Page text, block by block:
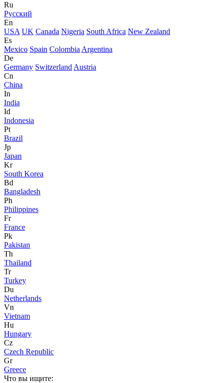
Ru
Русский
En
USA UK Canada Nigeria South Africa New Zealand
Es
Mexico Spain Colombia Argentina
De
Germany Switzerland Austria
Cn
China
In
India
Id
Indonesia
Pt
Brazil
Jp
Japan
Kr
South Korea
Bd
Bangladesh
Ph
Philippines
Fr
France
Pk
Pakistan
Th
Thailand
Tr
Turkey
Du
Netherlands
Vn
Vietnam
Hu
Hungary
Cz
Czech Republic
Gr
Greece
Что вы ищите: